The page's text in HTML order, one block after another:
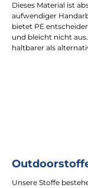
Dieses Material ist
aufwendiger
bietet PE
und bleicht nicht
haltbarer als
Unsere Stoffe